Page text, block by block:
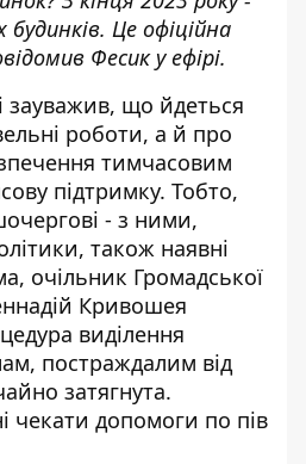
будинків. Це офіційна
Фесик у ефірі.
зауважив, що йдеться
роботи, а й про
тимчасовим
підтримку. Тобто,
- з ними,
також наявні
очільник Громадської
Кривошея
виділення
постраждалим від
затягнута.
чекати допомоги по пів